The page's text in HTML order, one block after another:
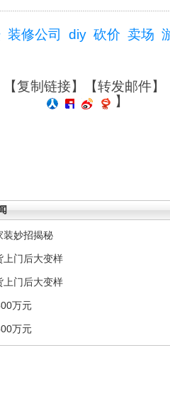
装修公司 diy 砍价 卖场
复制链接】【转发邮件】
】
装妙招揭秘
上门后大变样
上门后大变样
万元
万元